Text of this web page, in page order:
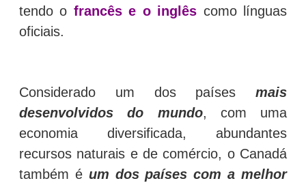
tendo o francês e o inglês como línguas
oficiais.
Considerado um dos países mais
desenvolvidos do mundo, com uma
economia diversificada, abundantes
recursos naturais e de comércio, o Canadá
também éum dos países com a melhor